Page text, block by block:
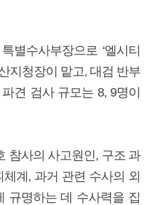
별수사부장으로 ‘엘시티
지청장이 맡고, 대검 반부
견 검사 규모는 8, 9명이
참사의 사고원인, 구조 과
계, 과거 관련 수사의 외
규명하는 데 수사력을 집